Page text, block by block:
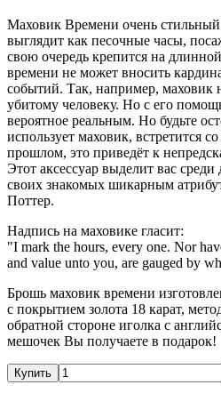
Маховик Времени очень стильный
выглядит как песочные часы,
свою очередь крепится на
времени не может вносить
событий. Так, например, маховик
убитому человеку. Но с его
вероятное реальным. Но будьте
использует маховик, встретится
прошлом, это приведёт к
Этот аксессуар выделит вас
своих знакомых шикарным
Поттер.
Надпись на маховике гласит:
"I mark the hours, every one. Nor
and value unto you, are gauged by
Брошь маховик времени
с покрытием золота 18 карат,
обратной стороне иголка с
мешочек Вы получаете в подарок!
Купить